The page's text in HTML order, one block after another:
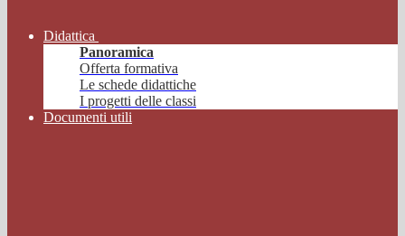
Didattica
Panoramica
Offerta formativa
Le schede didattiche
I progetti delle classi
Documenti utili